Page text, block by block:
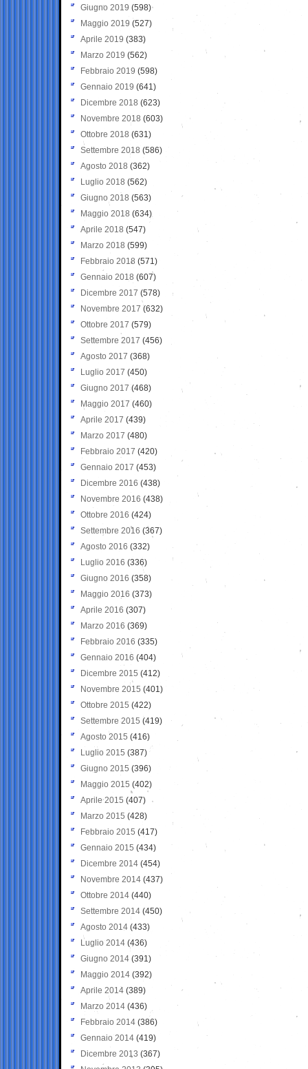
Giugno 2019 (598)
Maggio 2019 (527)
Aprile 2019 (383)
Marzo 2019 (562)
Febbraio 2019 (598)
Gennaio 2019 (641)
Dicembre 2018 (623)
Novembre 2018 (603)
Ottobre 2018 (631)
Settembre 2018 (586)
Agosto 2018 (362)
Luglio 2018 (562)
Giugno 2018 (563)
Maggio 2018 (634)
Aprile 2018 (547)
Marzo 2018 (599)
Febbraio 2018 (571)
Gennaio 2018 (607)
Dicembre 2017 (578)
Novembre 2017 (632)
Ottobre 2017 (579)
Settembre 2017 (456)
Agosto 2017 (368)
Luglio 2017 (450)
Giugno 2017 (468)
Maggio 2017 (460)
Aprile 2017 (439)
Marzo 2017 (480)
Febbraio 2017 (420)
Gennaio 2017 (453)
Dicembre 2016 (438)
Novembre 2016 (438)
Ottobre 2016 (424)
Settembre 2016 (367)
Agosto 2016 (332)
Luglio 2016 (336)
Giugno 2016 (358)
Maggio 2016 (373)
Aprile 2016 (307)
Marzo 2016 (369)
Febbraio 2016 (335)
Gennaio 2016 (404)
Dicembre 2015 (412)
Novembre 2015 (401)
Ottobre 2015 (422)
Settembre 2015 (419)
Agosto 2015 (416)
Luglio 2015 (387)
Giugno 2015 (396)
Maggio 2015 (402)
Aprile 2015 (407)
Marzo 2015 (428)
Febbraio 2015 (417)
Gennaio 2015 (434)
Dicembre 2014 (454)
Novembre 2014 (437)
Ottobre 2014 (440)
Settembre 2014 (450)
Agosto 2014 (433)
Luglio 2014 (436)
Giugno 2014 (391)
Maggio 2014 (392)
Aprile 2014 (389)
Marzo 2014 (436)
Febbraio 2014 (386)
Gennaio 2014 (419)
Dicembre 2013 (367)